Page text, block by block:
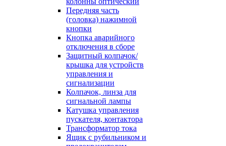
Передняя часть
(головка) нажимной
кнопки
Кнопка аварийного
отключения в сборе
Защитный колпачок/
крышка для устройств
управления и
сигнализации
Колпачок, линза для
сигнальной лампы
Катушка управления
пускателя, контактора
Трансформатор тока
Ящик с рубильником и